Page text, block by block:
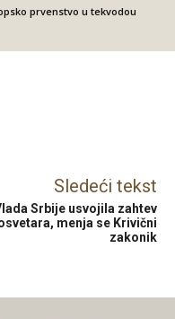
prvenstvo u tekvodou
Sledeći tekst
Srbije usvojila zahtev
menja se Krivični
zakonik